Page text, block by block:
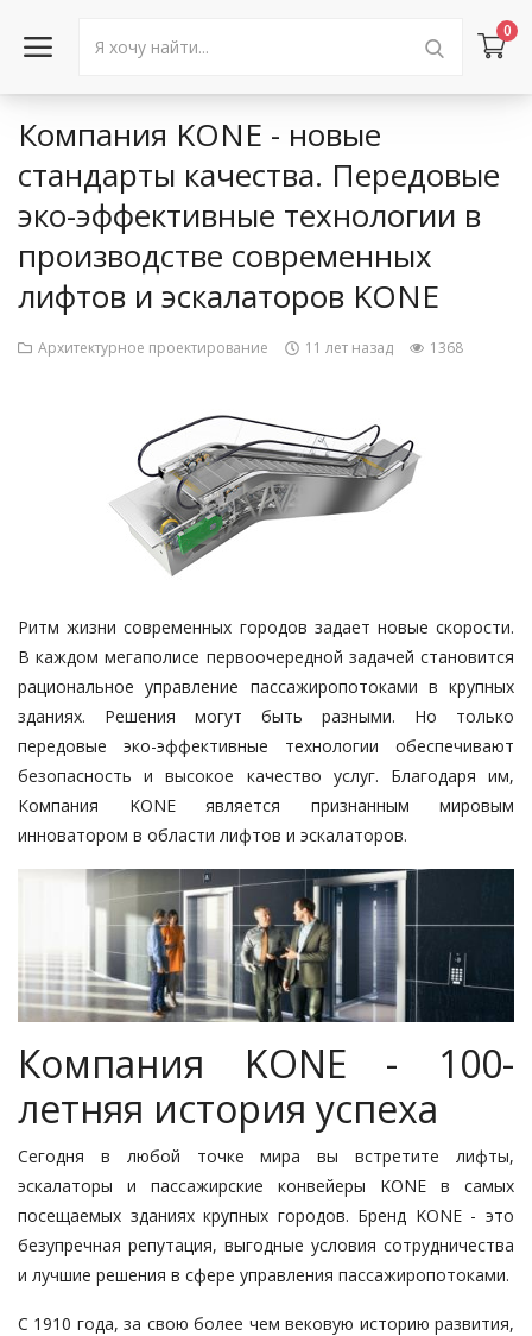
0
Войти в аккаунт
Каталог товаров
Акции
Новости
Город: Колумбус
Компания KONE - новые
стандарты качества. Передовые
эко-эффективные технологии в
производстве современных
лифтов и эскалаторов KONE
Архитектурное проектирование 11 лет назад 1368
Ритм жизни современных городов задает новые скорости.
В каждом мегаполисе первоочередной задачей становится
рациональное управление пассажиропотоками в крупных
зданиях. Решения могут быть разными. Но только
передовые эко-эффективные технологии обеспечивают
безопасность и высокое качество услуг. Благодаря им,
Компания KONEявляется признанным мировым
инноватором в области лифтов и эскалаторов.
Компания KONE - 100-
летняя история успеха
Сегодня в любой точке мира вы встретите лифты,
эскалаторы и пассажирские конвейеры KONE в самых
посещаемых зданиях крупных городов. Бренд KONE - это
безупречная репутация, выгодные условия сотрудничества
и лучшие решения в сфере управления пассажиропотоками.
С 1910 года, за свою более чем вековую историю развития,